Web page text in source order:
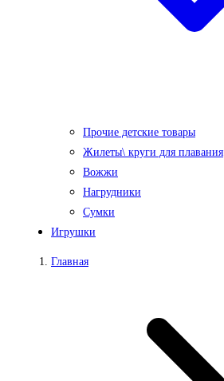
Прочие детские товары
Жилеты\ круги для плавания
Вожжи
Нагрудники
Сумки
Игрушки
Главная